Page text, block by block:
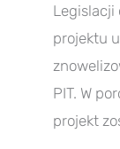
Legislacji
projektu
PIT. W
projekt